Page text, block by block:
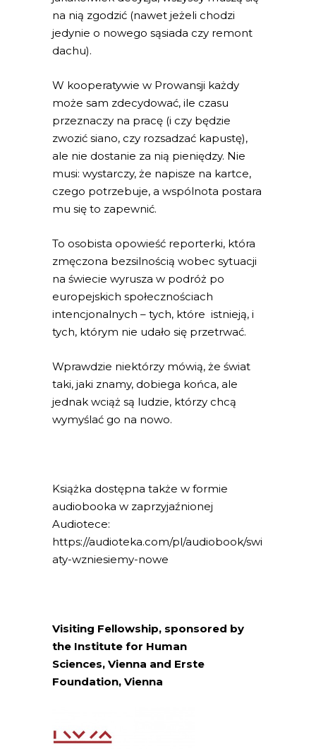
na nią zgodzić (nawet jeżeli chodzi
jedynie o nowego sąsiada czy remont
dachu).
W kooperatywie w Prowansji każdy
może sam zdecydować, ile czasu
przeznaczy na pracę (i czy będzie
zwozić siano, czy rozsadzać kapustę),
ale nie dostanie za nią pieniędzy. Nie
musi: wystarczy, że napisze na kartce,
czego potrzebuje, a wspólnota postara
mu się to zapewnić.
To osobista opowieść reporterki, która
zmęczona bezsilnością wobec sytuacji
na świecie wyrusza w podróż po
europejskich społecznościach
intencjonalnych – tych, które istnieją, i
tych, którym nie udało się przetrwać.
Wprawdzie niektórzy mówią, że świat
taki, jaki znamy, dobiega końca, ale
jednak wciąż są ludzie, którzy chcą
wymyślać go na nowo.
Książka dostępna także w formie
audiobooka w zaprzyjaźnionej
Audiotece:
https://audioteka.com/pl/audiobook/swi
aty-wzniesiemy-nowe
Visiting Fellowship, sponsored by
the Institute for Human
Sciences, Vienna and Erste
Foundation, Vienna